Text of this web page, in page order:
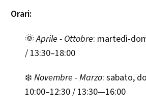
Orari:
🌞Aprile - Ottobre: martedì-
/ 13:30–18:00
❄️ Novembre - Marzo: sabato,
10:00–12:30 / 13:30—16:00